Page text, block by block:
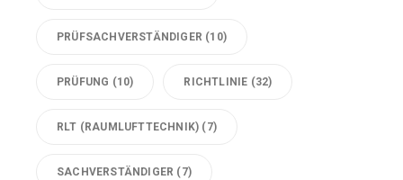
PRÜFSACHVERSTÄNDIGER (10)
PRÜFUNG (10) RICHTLINIE (32)
RLT (RAUMLUFTTECHNIK) (7)
SACHVERSTÄNDIGER (7)